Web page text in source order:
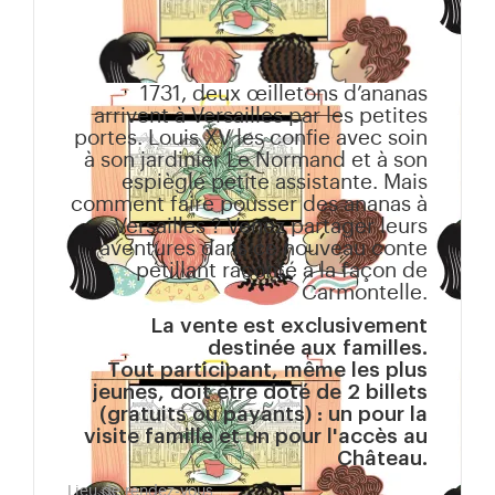
1731, deux œilletons d’ananas
arrivent à Versailles par les petites
portes. Louis XV les confie avec soin
à son jardinier Le Normand et à son
espiègle petite assistante. Mais
comment faire pousser des ananas à
Versailles ? Venez partager leurs
aventures dans ce nouveau conte
pétillant raconté à la façon de
Carmontelle.
La vente est exclusivement
destinée aux familles.
Tout participant, même les plus
jeunes, doit être doté de 2 billets
(gratuits ou payants) : un pour la
visite famille et un pour l'accès au
Château.
Lieu de rendez-vous